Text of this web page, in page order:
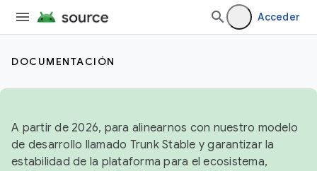
Acceder
DOCUMENTACIÓN
A partir de 2026, para alinearnos con nuestro modelo
de desarrollo llamado Trunk Stable y garantizar la
estabilidad de la plataforma para el ecosistema,